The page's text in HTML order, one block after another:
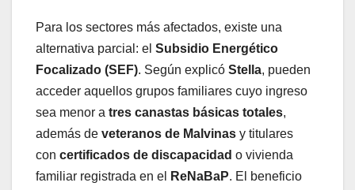
Para los sectores más afectados, existe una
alternativa parcial: el Subsidio Energético
Focalizado (SEF). Según explicó Stella, pueden
acceder aquellos grupos familiares cuyo ingreso
sea menor a tres canastas básicas totales,
además de veteranos de Malvinas y titulares
con certificados de discapacidad o vivienda
familiar registrada en el
ReNaBaP. El beneficio